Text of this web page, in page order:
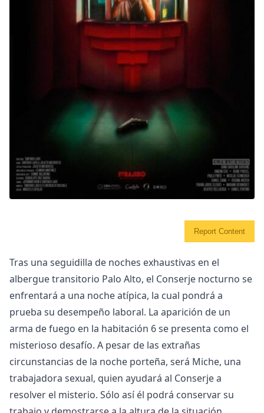
Report Content
Tras una seguidilla de noches exhaustivas en el
albergue transitorio Palo Alto, el Conserje nocturno se
enfrentará a una noche atípica, la cual pondrá a
prueba su desempeño laboral. La aparición de un
arma de fuego en la habitación 6 se presenta como el
misterioso desafío. A pesar de las extrañas
circunstancias de la noche porteña, será Miche, una
trabajadora sexual, quien ayudará al Conserje a
resolver el misterio. Sólo así él podrá conservar su